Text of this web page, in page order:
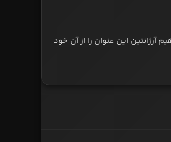
آرژانتین این عنوان را از آن خود